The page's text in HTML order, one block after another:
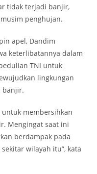
tidak terjadi banjir,
penghujan.
apel, Dandim
keterlibatannya dalam
TNI untuk
lingkungan
banjir.
membersihkan
Mengingat saat ini
berdampak pada
wilayah itu”, kata